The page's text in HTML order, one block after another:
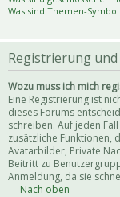
Was sind Themen-
Registrierung
Wozu muss ich mich
Eine Registrierung ist
dieses Forums
schreiben. Auf jeden
zusätzliche Funktionen,
Avatarbilder, Private
Beitritt zu
Anmeldung, da sie
Nach oben